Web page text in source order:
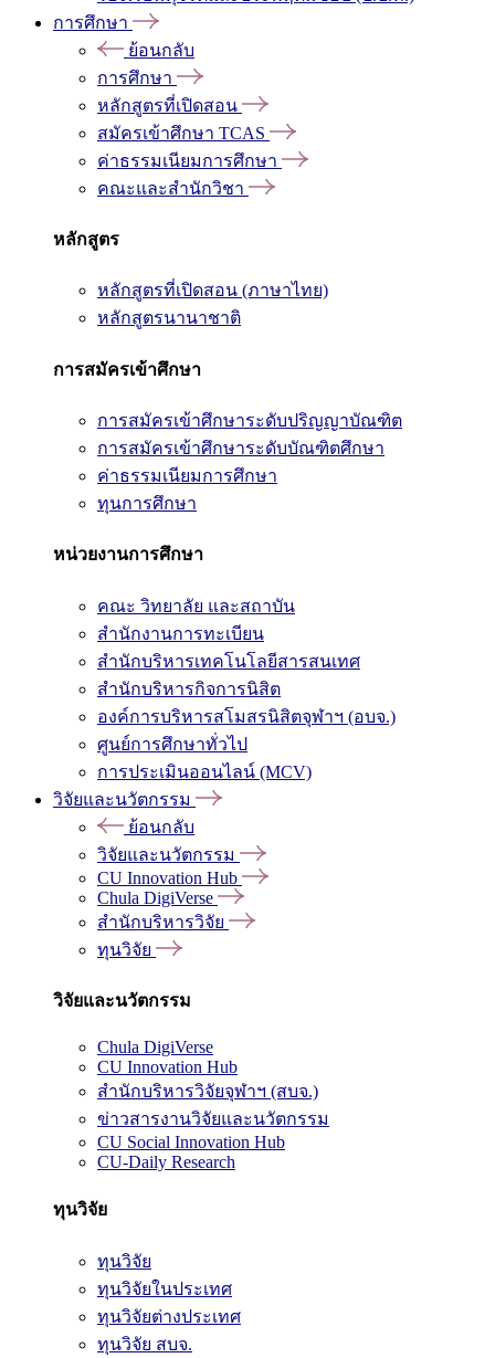
การศึกษา
ย้อนกลับ
การศึกษา
หลักสูตรที่เปิดสอน
สมัครเข้าศึกษา TCAS
ค่าธรรมเนียมการศึกษา
คณะและสำนักวิชา
หลักสูตร
หลักสูตรที่เปิดสอน (ภาษาไทย)
หลักสูตรนานาชาติ
การสมัครเข้าศึกษา
การสมัครเข้าศึกษาระดับปริญญาบัณฑิต
การสมัครเข้าศึกษาระดับบัณฑิตศึกษา
ค่าธรรมเนียมการศึกษา
ทุนการศึกษา
หน่วยงานการศึกษา
คณะ วิทยาลัย และสถาบัน
สำนักงานการทะเบียน
สำนักบริหารเทคโนโลยีสารสนเทศ
สำนักบริหารกิจการนิสิต
องค์การบริหารสโมสรนิสิตจุฬาฯ (อบจ.)
ศูนย์การศึกษาทั่วไป
การประเมินออนไลน์ (MCV)
วิจัยและนวัตกรรม
ย้อนกลับ
วิจัยและนวัตกรรม
CU Innovation Hub
Chula DigiVerse
สำนักบริหารวิจัย
ทุนวิจัย
วิจัยและนวัตกรรม
Chula DigiVerse
CU Innovation Hub
สำนักบริหารวิจัยจุฬาฯ (สบจ.)
ข่าวสารงานวิจัยและนวัตกรรม
CU Social Innovation Hub
CU-Daily Research
ทุนวิจัย
ทุนวิจัย
ทุนวิจัยในประเทศ
ทุนวิจัยต่างประเทศ
ทุนวิจัย สบจ.